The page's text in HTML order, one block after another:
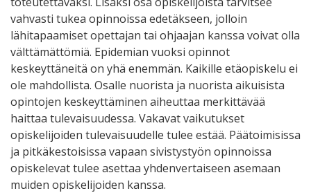
vahvasti tukea opinnoissa edetäkseen, jolloin
lähitapaamiset opettajan tai ohjaajan kanssa voivat olla
välttämättömiä. Epidemian vuoksi opinnot
keskeyttäneitä on yhä enemmän. Kaikille etäopiskelu ei
ole mahdollista. Osalle nuorista ja nuorista aikuisista
opintojen keskeyttäminen aiheuttaa merkittävää
haittaa tulevaisuudessa. Vakavat vaikutukset
opiskelijoiden tulevaisuudelle tulee estää. Päätoimisissa
ja pitkäkestoisissa vapaan sivistystyön opinnoissa
opiskelevat tulee asettaa yhdenvertaiseen asemaan
muiden opiskelijoiden kanssa.